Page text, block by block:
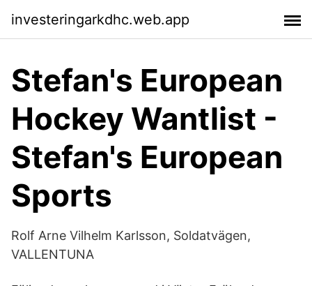
investeringarkdhc.web.app
Stefan's European
Hockey Wantlist -
Stefan's European
Sports
Rolf Arne Vilhelm Karlsson, Soldatvägen,
VALLENTUNA